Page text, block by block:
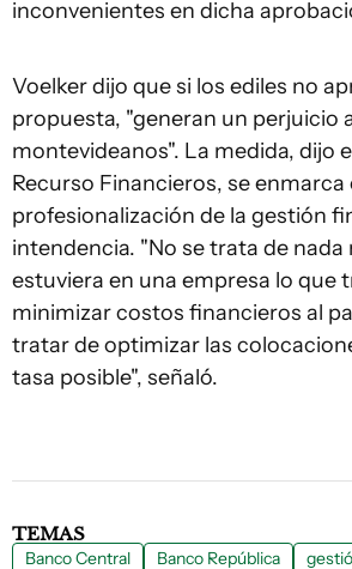
inconvenientes en dicha
Voelker dijo que si los ediles no
propuesta, "generan un perjuicio
montevideanos". La medida, dijo
Recurso Financieros, se enmarca
profesionalización de la gestión
intendencia. "No se trata de nada
estuviera en una empresa lo que
minimizar costos financieros al
tratar de optimizar las
tasa posible", señaló.
TEMAS
Banco Central Banco República